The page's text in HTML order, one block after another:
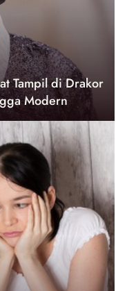
Tampil di Drakor
Modern